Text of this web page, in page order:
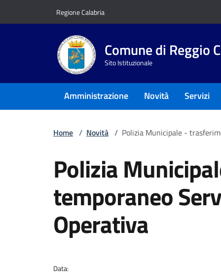
Regione Calabria
Comune di Reggio
Sito Istituzionale
Amministrazione Novità Servizi
Home / Novità / Polizia Municipale -
Polizia
temporaneo
Operativa
Data: